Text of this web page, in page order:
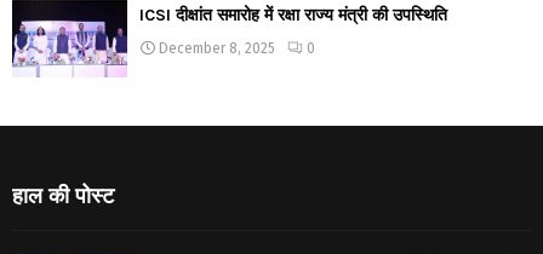
ICSI दीक्षांत समारोह में रक्षा राज्य मंत्री की उपस्थिति
December 8, 2025 0
हाल की पोस्ट